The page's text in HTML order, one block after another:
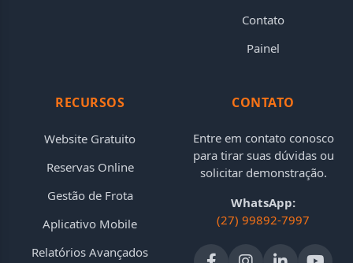
Contato
Painel
RECURSOS
Website Gratuito
Reservas Online
Gestão de Frota
Aplicativo Mobile
Relatórios Avançados
CONTATO
Entre em contato conosco
para tirar suas dúvidas ou
solicitar demonstração.
WhatsApp:
(27) 99892-7997